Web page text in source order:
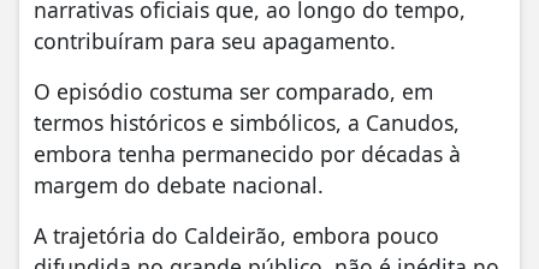
narrativas oficiais que, ao longo do tempo,
contribuíram para seu apagamento.
O episódio costuma ser comparado, em
termos históricos e simbólicos, a Canudos,
embora tenha permanecido por décadas à
margem do debate nacional.
A trajetória do Caldeirão, embora pouco